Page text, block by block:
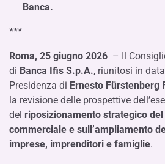
Banca.
***
Roma, 25 giugno 2026 – Il
di Banca Ifis S.p.A., riunitosi in
Presidenza di Ernesto Fürstenberg
la revisione delle prospettive
del riposizionamento strategico
commerciale e sull’ampliamento
imprese, imprenditori e famiglie.